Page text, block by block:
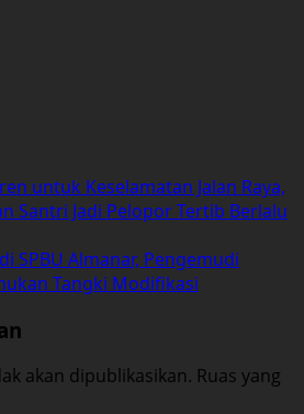
untuk Keselamatan Jalan Raya,
Santri Jadi Pelopor Tertib Berlalu
SPBU Almanar, Pengemudi
Tangki Modifikasi
akan dipublikasikan. Ruas yang